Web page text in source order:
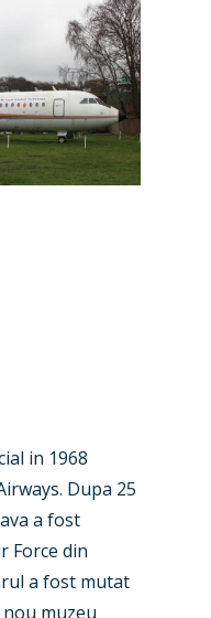
in 1968
Dupa 25
a fost
Force din
a fost mutat
nou muzeu